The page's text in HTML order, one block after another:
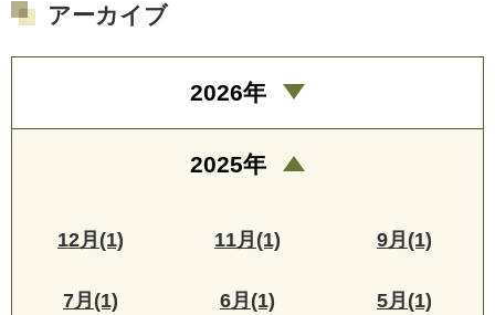
アーカイブ
2026年
2025年
12月(1) 11月(1) 9月(1)
7月(1) 6月(1) 5月(1)